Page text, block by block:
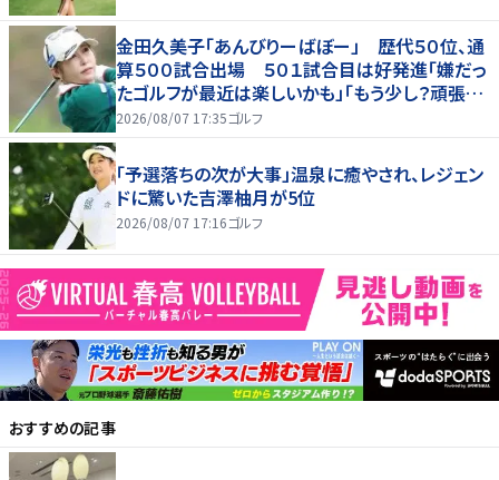
金田久美子「あんびりーばぼー」 歴代５０位、通
算５００試合出場 ５０１試合目は好発進「嫌だっ
たゴルフが最近は楽しいかも」「もう少し？頑張り
たいな」
2026/08/07 17:35ゴルフ
「予選落ちの次が大事」温泉に癒やされ、レジェン
ドに驚いた吉澤柚月が5位
2026/08/07 17:16ゴルフ
おすすめの記事